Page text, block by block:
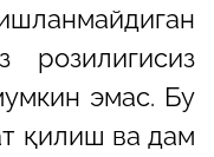
розилигисиз
эмас. Бу
қилиш ва дам